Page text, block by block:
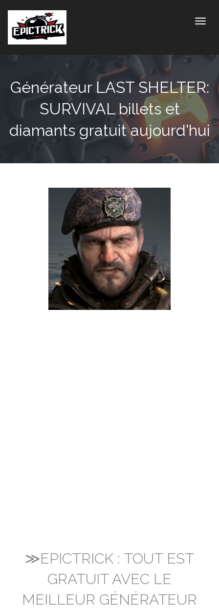
Générateur LAST SHELTER:
SURVIVAL billets et
diamants gratuit aujourd'hui
≫EPICTRICK : TOUT EST
GRATUIT AVEC LE
MEILLEUR GÉNÉRATEUR